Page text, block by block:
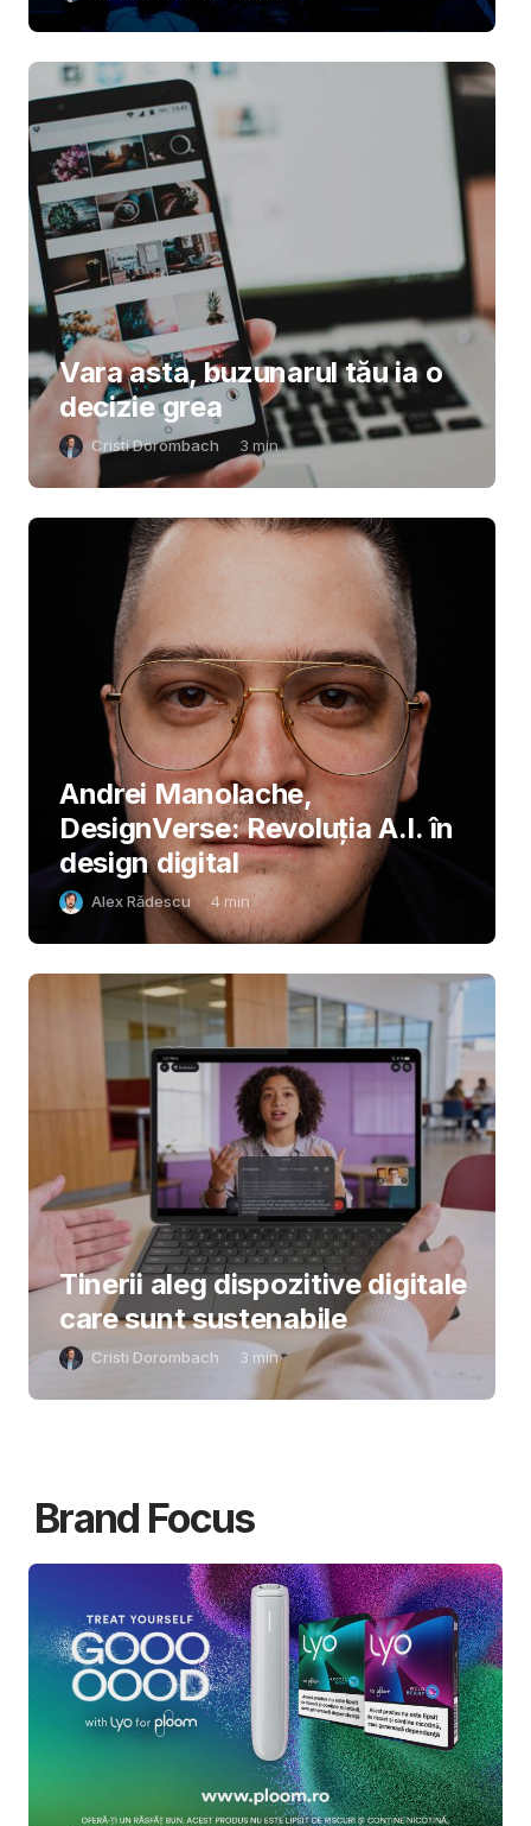
Vara asta, buzunarul tău ia o
decizie grea
Cristi Dorombach 3 min
Andrei Manolache,
DesignVerse: Revoluția A.I. în
design digital
Alex Rădescu 4 min
Tinerii aleg dispozitive digitale
care sunt sustenabile
Cristi Dorombach 3 min
Brand Focus